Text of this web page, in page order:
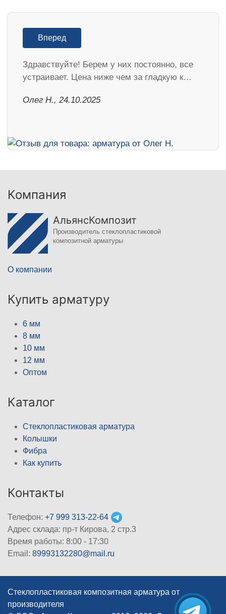
Вперед
Здравствуйте! Берем у них постоянно, все
устраивает. Цена ниже чем за гладкую к…
Олег Н., 24.10.2025
Компания
АльянсКомпозит
Производитель стеклопластиковой
композитной арматуры
О компании
Купить арматуру
6 мм
8 мм
10 мм
12 мм
Оптом
Каталог
Стеклопластиковая арматура
Колышки
Фибра
Как купить
Контакты
Телефон: +7 999 313-22-64
Адрес склада: пр-т Кирова, 2 стр.3
Время работы: 8:00 - 17:30
Email: 89993132280@mail.ru
Стеклопластиковая композитная арматура от
производителя